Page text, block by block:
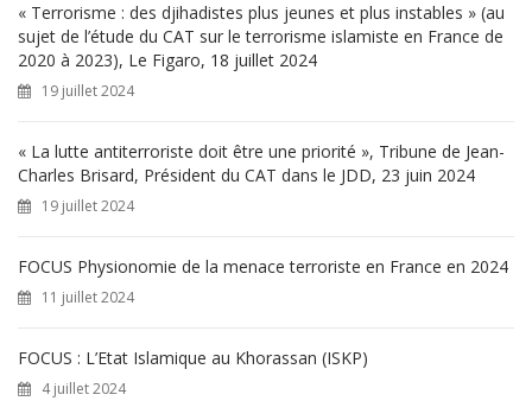
« Terrorisme : des djihadistes plus jeunes et plus instables » (au
sujet de l’étude du CAT sur le terrorisme islamiste en France de
2020 à 2023), Le Figaro, 18 juillet 2024
19 juillet 2024
« La lutte antiterroriste doit être une priorité », Tribune de Jean-
Charles Brisard, Président du CAT dans le JDD, 23 juin 2024
19 juillet 2024
FOCUS Physionomie de la menace terroriste en France en 2024
11 juillet 2024
FOCUS : L’Etat Islamique au Khorassan (ISKP)
4 juillet 2024